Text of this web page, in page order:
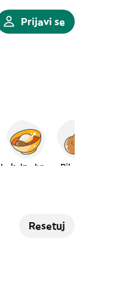
Prijavi se
Piletina
Resetuj